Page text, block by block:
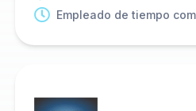
Empleado de tiempo